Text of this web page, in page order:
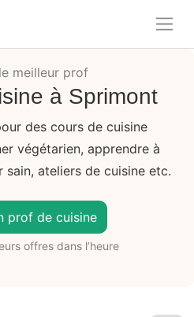
meilleur prof
à Sprimont
des cours de cuisine
végétarien, apprendre à
sain, ateliers de cuisine etc.
prof de cuisine
offres dans l’heure